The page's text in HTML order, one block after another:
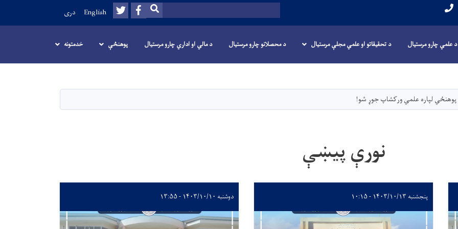
SEARCH
Facebook
Twitter
English دری
د علمي چارو مرستيال د تحقیقاتو او علمي مجلې مرستیال د محصلانو چارو مرستیال د مالي او اداري چارو مرستیال پوهنځې خدمتونه
پوهنځي لپاره علمي ورکشاپ جوړ شو!
نورې پیښې
پنجشنبه ۱۴۰۳/۱۰/۱۳ - ۱۰:۱۵ دوشنبه ۱۴۰۳/۱۰/۱۰ - ۱۳:۵۵